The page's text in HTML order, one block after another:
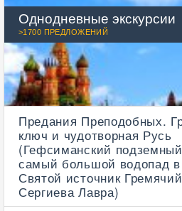
Однодневные экскурсии
>1700 ПРЕДЛОЖЕНИЙ
Предания Преподобных.
ключ и чудотворная Русь
(Гефсиманский
самый большой водопад
Святой источник
Сергиева Лавра)